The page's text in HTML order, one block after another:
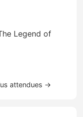
Legend of
attendues →